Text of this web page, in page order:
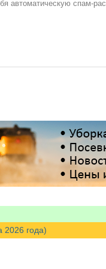
автоматическую спам-
2026 года)